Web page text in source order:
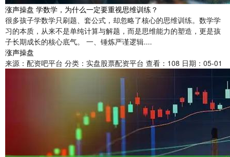
涨声操盘 学数学，为什么一定要重视思维训练？
很多孩子学数学只刷题、套公式，却忽略了核心的思维训练。数学学
习的本质，从来不是单纯计算与解题，而是思维能力的塑造，更是孩
子长期成长的核心底气。 一、锤炼严谨逻辑....
涨声操盘
来源：配资吧平台 分类：实盘股票配资平台 查看：108 日期：05-01